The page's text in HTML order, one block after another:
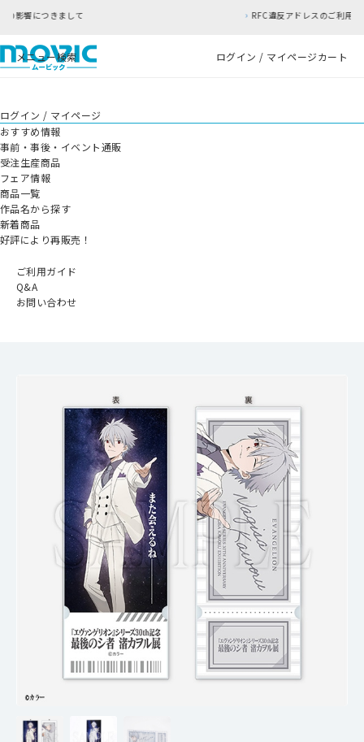
RFC違反アドレスのご利用について
メニュー検索 ログイン / マイページカート
ログイン / マイページ
おすすめ情報
事前・事後・イベント通販
受注生産商品
フェア情報
商品一覧
作品名から探す
新着商品
好評により再販売！
ご利用ガイド
Q&A
お問い合わせ